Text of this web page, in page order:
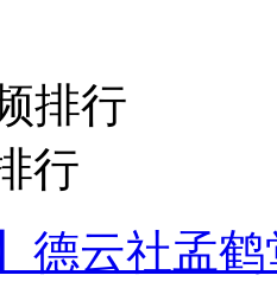
排行
行
德云社孟